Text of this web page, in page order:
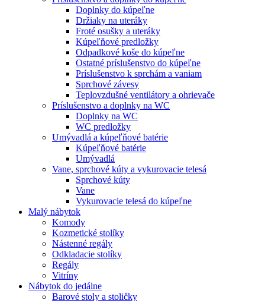
Doplnky do kúpeľne
Držiaky na uteráky
Froté osušky a uteráky
Kúpeľňové predložky
Odpadkové koše do kúpeľne
Ostatné príslušenstvo do kúpeľne
Príslušenstvo k sprchám a vaniam
Sprchové závesy
Teplovzdušné ventilátory a ohrievače
Príslušenstvo a doplnky na WC
Doplnky na WC
WC predložky
Umývadlá a kúpeľňové batérie
Kúpeľňové batérie
Umývadlá
Vane, sprchové kúty a vykurovacie telesá
Sprchové kúty
Vane
Vykurovacie telesá do kúpeľne
Malý nábytok
Komody
Kozmetické stolíky
Nástenné regály
Odkladacie stolíky
Regály
Vitríny
Nábytok do jedálne
Barové stoly a stoličky